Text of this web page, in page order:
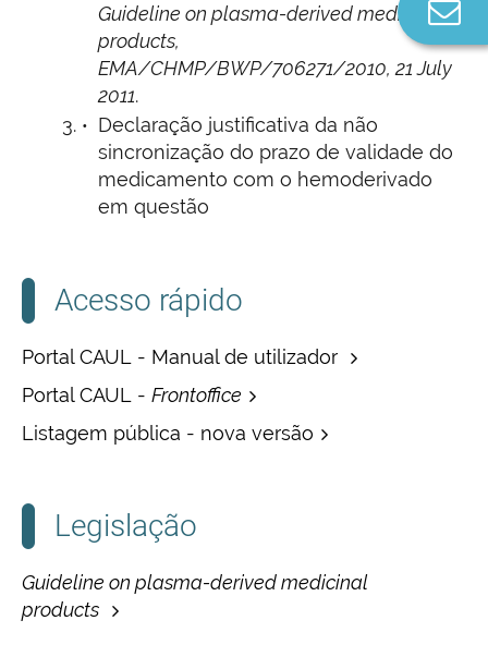
Guideline on plasma-derived medicinal
products,
EMA/CHMP/BWP/706271/2010, 21 July
2011.
Declaração justificativa da não
sincronização do prazo de validade do
medicamento com o hemoderivado
em questão
Acesso rápido
Portal CAUL - Manual de utilizador
Portal CAUL - Frontoffice
Listagem pública - nova versão
Legislação
Guideline on plasma-derived medicinal
products